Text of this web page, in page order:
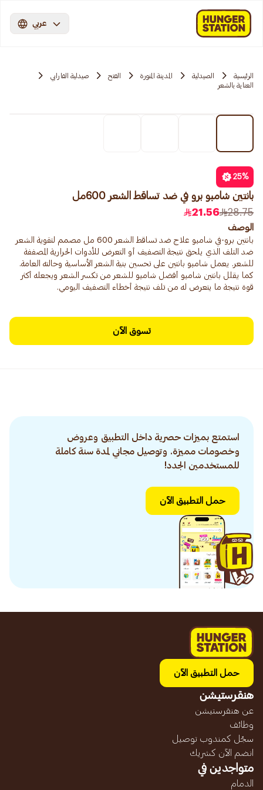
عربي
الرئيسية الصيدلية المدينة المنورة الفتح
صيدلية الفارابي
العناية بالشعر
25%
بانتين شامبو برو في ضد تساقط الشعر 600مل
28.75
21.56
الوصف
بانتين برو-في شامبو علاج ضد تساقط الشعر 600 مل مصمم لتقوية الشعر
ضد التلف الذي يلحق نتيجة التصفيف أو التعرض للأدوات الحرارية المصففة
للشعر. يعمل شامبو بانتين على تحسين بنية الشعر الأساسية وحالته العامة.
كما يقلل بانتين شامبو أفضل شامبو للشعر من تكسر الشعر ويجعله أكثر
قوة نتيجة ما يتعرض له من تلف نتيجة أخطاء التصفيف اليومي.
تسوق الآن
استمتع بميزات حصرية داخل التطبيق وعروض
وخصومات مميزة. وتوصيل مجاني لمدة سنة كاملة
للمستخدمين الجدد!
حمل التطبيق الآن
حمل التطبيق الآن
هنقرستيشن
عن هنقرستيشن
وظائف
سجّل كمندوب توصيل
انضم الآن كشريك
متواجدين في
الدمام